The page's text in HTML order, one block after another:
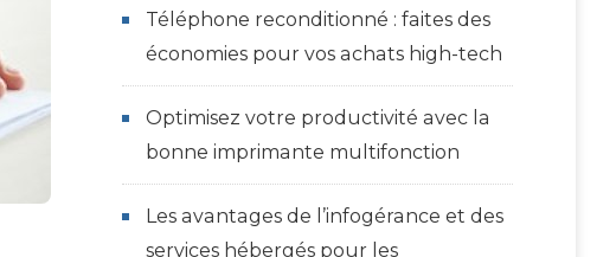
Téléphone reconditionné : faites des
économies pour vos achats high-tech
Optimisez votre productivité avec la
bonne imprimante multifonction
Les avantages de l’infogérance et des
services hébergés pour les